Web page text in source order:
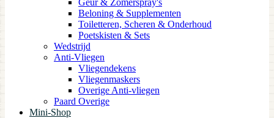
Beloning & Supplementen
Toiletteren, Scheren & Onderhoud
Poetskisten & Sets
Wedstrijd
Anti-Vliegen
Vliegendekens
Vliegenmaskers
Overige Anti-vliegen
Paard Overige
Mini-Shop